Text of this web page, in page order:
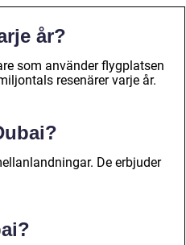
år?
som använder flygplatsen
resenärer varje år.
De erbjuder